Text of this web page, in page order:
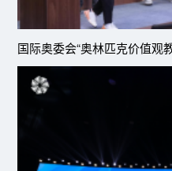
国际奥委会“奥林匹克价值观